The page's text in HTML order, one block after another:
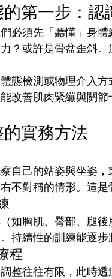
第一步：認
必須先「聽懂」身
？或許是骨盆歪斜
態檢測或物理介入
改善肌肉緊繃與關
實務方法
自己的站姿與坐姿
不對稱的情形。這
如胸肌、臀部、腿
持續性的訓練能逐
程
整往往有限，此時透